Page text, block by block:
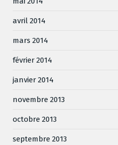
avril 2014
mars 2014
février 2014
janvier 2014
novembre 2013
octobre 2013
septembre 2013